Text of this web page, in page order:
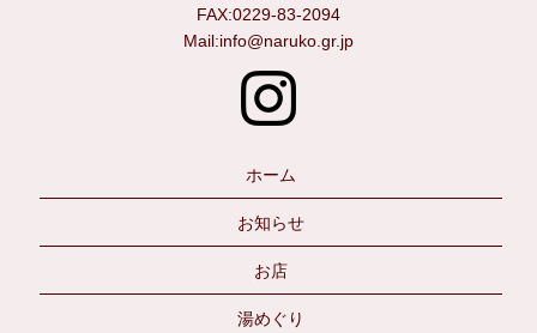
FAX:0229-83-2094
Mail:info@naruko.gr.jp
ホーム
お知らせ
お店
湯めぐり